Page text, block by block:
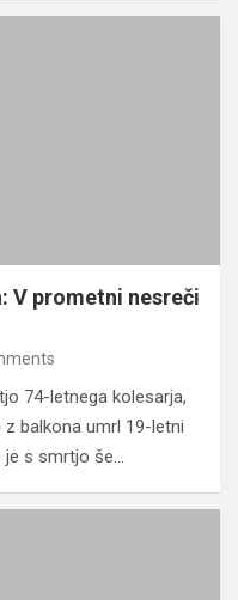
V prometni nesreči
74-letnega kolesarja,
balkona umrl 19-letni
je s smrtjo še…